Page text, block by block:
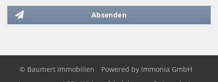
Absenden
© Baumert Immobilien Powered by Immonia GmbH